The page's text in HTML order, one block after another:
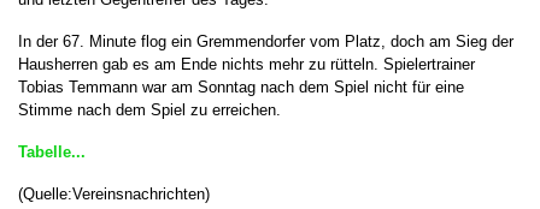
In der 67. Minute flog ein Gremmendorfer vom Platz, doch am Sieg der
Hausherren gab es am Ende nichts mehr zu rütteln. Spielertrainer
Tobias Temmann war am Sonntag nach dem Spiel nicht für eine
Stimme nach dem Spiel zu erreichen.
Tabelle...
(Quelle:Vereinsnachrichten)